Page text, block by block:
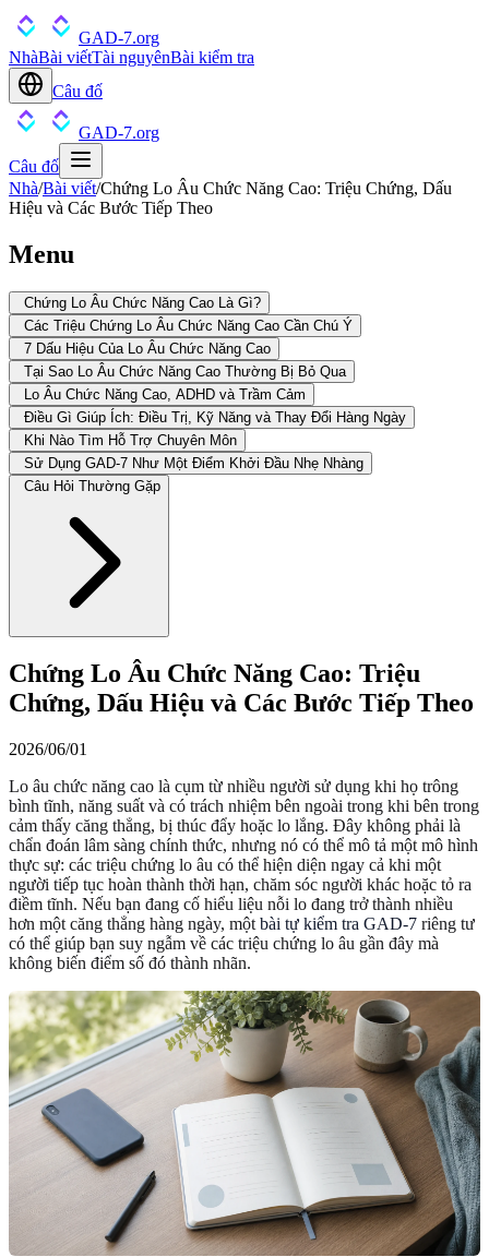
GAD-7.org
NhàBài viếtTài nguyênBài kiểm tra
Câu đố
GAD-7.org
Câu đố
Nhà/Bài viết/Chứng Lo Âu Chức Năng Cao: Triệu Chứng, Dấu
Hiệu và Các Bước Tiếp Theo
Menu
Chứng Lo Âu Chức Năng Cao Là Gì?
Các Triệu Chứng Lo Âu Chức Năng Cao Cần Chú Ý
7 Dấu Hiệu Của Lo Âu Chức Năng Cao
Tại Sao Lo Âu Chức Năng Cao Thường Bị Bỏ Qua
Lo Âu Chức Năng Cao, ADHD và Trầm Cảm
Điều Gì Giúp Ích: Điều Trị, Kỹ Năng và Thay Đổi Hàng Ngày
Khi Nào Tìm Hỗ Trợ Chuyên Môn
Sử Dụng GAD-7 Như Một Điểm Khởi Đầu Nhẹ Nhàng
Câu Hỏi Thường Gặp
Chứng Lo Âu Chức Năng Cao: Triệu
Chứng, Dấu Hiệu và Các Bước Tiếp Theo
2026/06/01
Lo âu chức năng cao là cụm từ nhiều người sử dụng khi họ trông
bình tĩnh, năng suất và có trách nhiệm bên ngoài trong khi bên trong
cảm thấy căng thẳng, bị thúc đẩy hoặc lo lắng. Đây không phải là
chẩn đoán lâm sàng chính thức, nhưng nó có thể mô tả một mô hình
thực sự: các triệu chứng lo âu có thể hiện diện ngay cả khi một
người tiếp tục hoàn thành thời hạn, chăm sóc người khác hoặc tỏ ra
điềm tĩnh. Nếu bạn đang cố hiểu liệu nỗi lo đang trở thành nhiều
hơn một căng thẳng hàng ngày, một bài tự kiểm tra GAD-7 riêng tư
có thể giúp bạn suy ngẫm về các triệu chứng lo âu gần đây mà
không biến điểm số đó thành nhãn.